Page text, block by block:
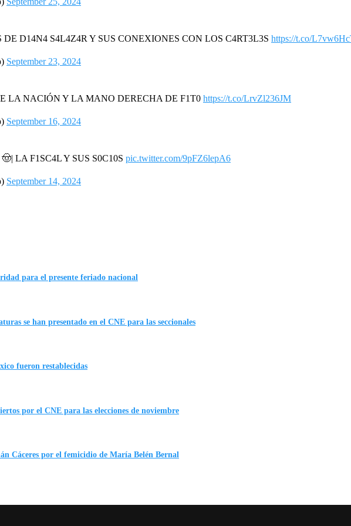
DE D14N4 S4L4Z4R Y SUS CONEXIONES CON LOS C4RT3L3S https://t.co/
September 23, 2024
LA NACIÓN Y LA MANO DERECHA DE F1T0 https://t.co/LrvZl236JM
September 16, 2024
🤠| LA F1SC4L Y SUS S0C10S pic.twitter.com/9pFZ6lepA6
September 14, 2024
para el presente feriado nacional
se han presentado en el CNE para las seccionales
fueron restablecidas
por el CNE para las elecciones de noviembre
Cáceres por el femicidio de María Belén Bernal